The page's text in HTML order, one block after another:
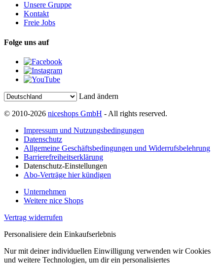
Unsere Gruppe
Kontakt
Freie Jobs
Folge uns auf
Land ändern
© 2010-2026 niceshops GmbH - All rights reserved.
Impressum und Nutzungsbedingungen
Datenschutz
Allgemeine Geschäftsbedingungen und Widerrufsbelehrung
Barrierefreiheitserklärung
Datenschutz-Einstellungen
Abo-Verträge hier kündigen
Unternehmen
Weitere nice Shops
Vertrag widerrufen
Personalisiere dein Einkaufserlebnis
Nur mit deiner individuellen Einwilligung verwenden wir Cookies
und weitere Technologien, um dir ein personalisiertes